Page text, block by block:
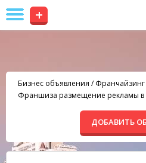
+
Бизнес объявления /Франчайзинг
Франшиза размещение рекламы в
ДОБАВИТЬ